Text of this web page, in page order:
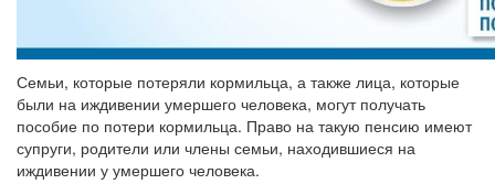
Семьи, которые потеряли кормильца, а также лица, которые
были на иждивении умершего человека, могут получать
пособие по потери кормильца. Право на такую пенсию имеют
супруги, родители или члены семьи, находившиеся на
иждивении у умершего человека.